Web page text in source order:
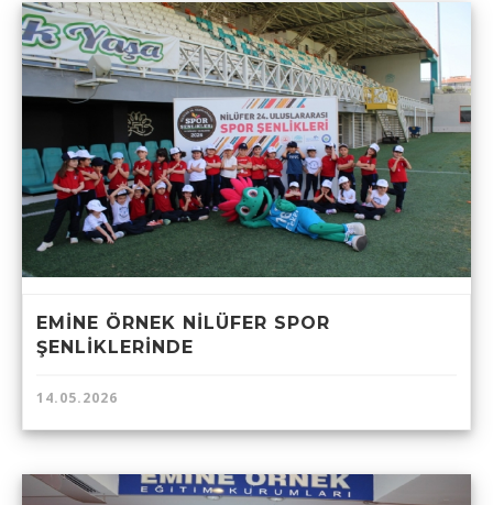
EMİNE ÖRNEK NİLÜFER SPOR
ŞENLİKLERİNDE
14.05.2026